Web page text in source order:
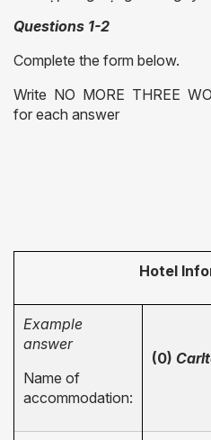
Questions 1-2
Complete the form below.
Write NO MORE THREE
for each answer
Hotel
Example
answer
Name of
accommodation:
(0)